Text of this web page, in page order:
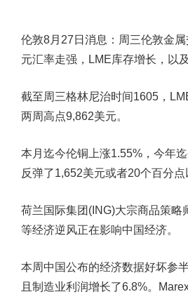
伦敦8月27日消息：周三伦敦金
元汇率走强，LME库存增长，以
截至周三格林尼治时间1605，
两周高点9,862美元。
本月迄今伦铜上涨1.55%，今年
反弹了1,652美元或者20个百分点
荷兰国际集团(ING)大宗商品策略
等经济逆风正在影响中国经济。
本周中国公布的经济数据好坏参
且制造业利润增长了6.8%。